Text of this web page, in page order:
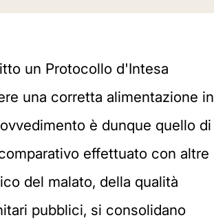
un Protocollo d'Intesa
una corretta alimentazione in
è dunque quello di
effettuato con altre
del malato, della qualità
pubblici, si consolidano